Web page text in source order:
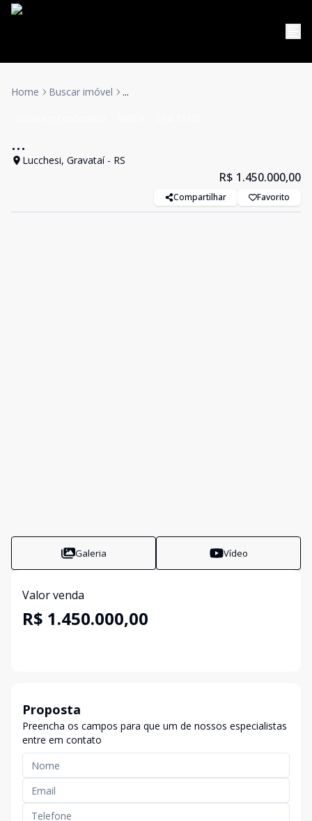
Home Buscar imóvel ...
...
Lucchesi, Gravataí - RS
R$ 1.450.000,00
Compartilhar Favorito
Galeria Vídeo
Valor venda
R$ 1.450.000,00
Proposta
Preencha os campos para que um de nossos especialistas
entre em contato